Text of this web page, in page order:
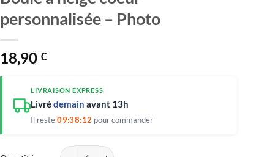
personnalisée – Photo
18,90€
LIVRAISON EXPRESS
Livrédemain avant 13h
Il reste09:38:12 pour commander